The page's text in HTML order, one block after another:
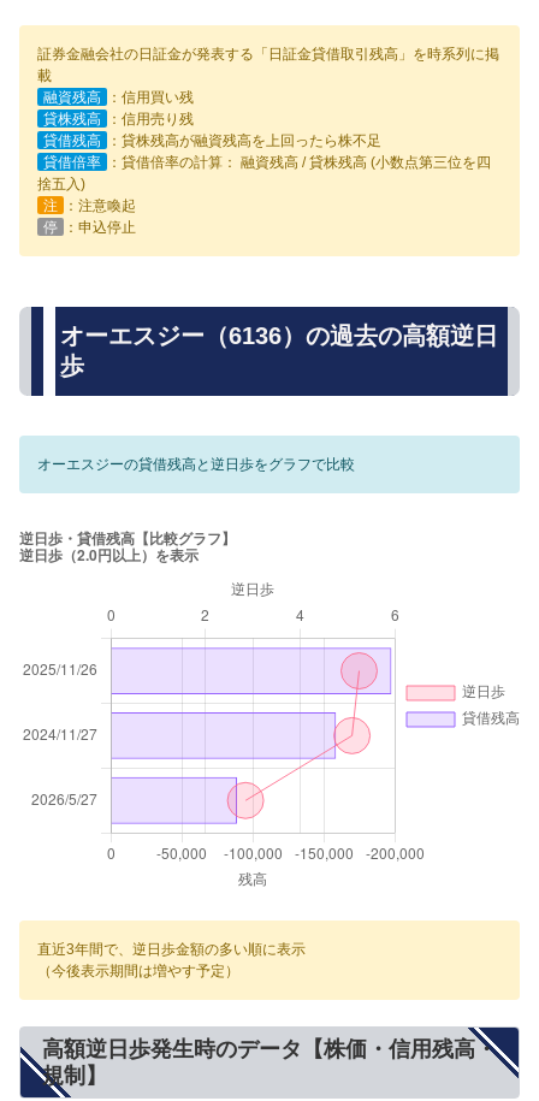
証券金融会社の日証金が発表する「日証金貸借取引残高」を時系列に掲
載
融資残高
：信用買い残
貸株残高
：信用売り残
貸借残高
：貸株残高が融資残高を上回ったら株不足
貸借倍率
：貸借倍率の計算： 融資残高 / 貸株残高 (小数点第三位を四
捨五入)
注
：注意喚起
停
：申込停止
オーエスジー（6136）の過去の高額逆日
歩
オーエスジーの貸借残高と逆日歩をグラフで比較
直近3年間で、逆日歩金額の多い順に表示
（今後表示期間は増やす予定）
高額逆日歩発生時のデータ【株価・信用残高・
規制】